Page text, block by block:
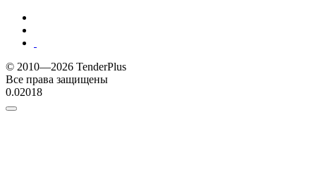
© 2010—2026 TenderPlus
Все права защищены
0.02018